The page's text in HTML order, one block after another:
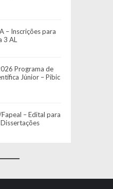
– Inscrições para
3 AL
Programa de
Júnior – Pibic
– Edital para